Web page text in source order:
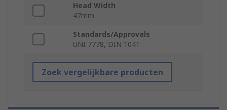
Head Width
47mm
Standards/Approvals
UNI 7778, DIN 1041
Zoek vergelijkbare producten